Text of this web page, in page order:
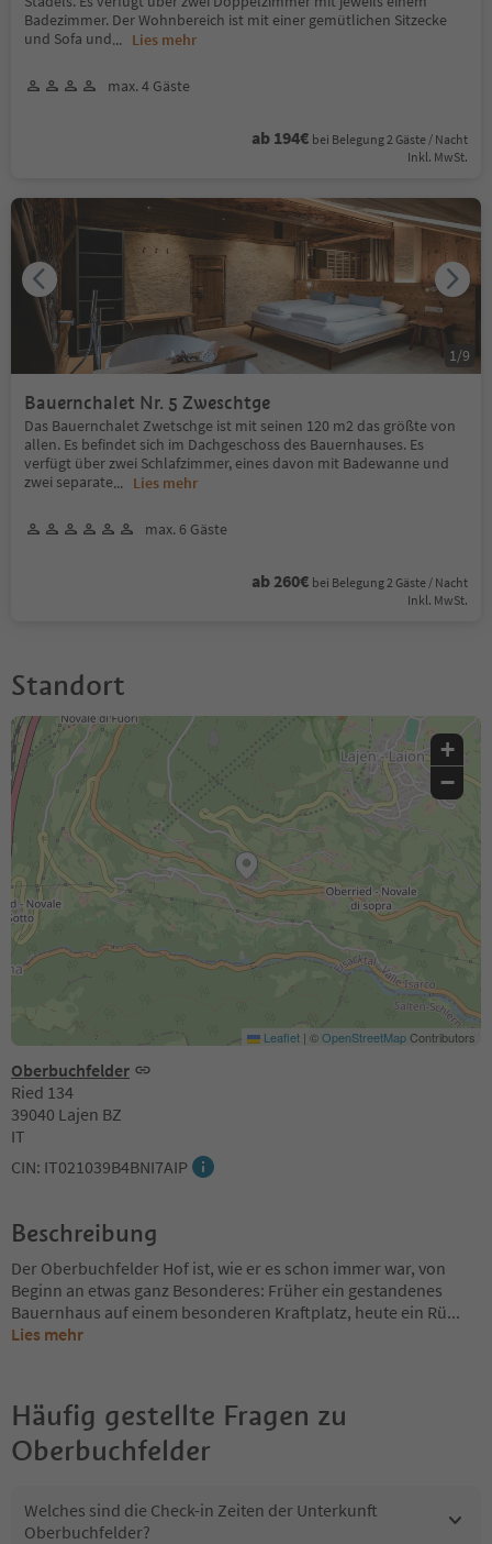
Badezimmer. Der Wohnbereich ist mit einer gemütlichen Sitzecke
und Sofa und... Lies mehr
max. 4 Gäste
ab 194€ bei Belegung 2 Gäste / Nacht
Inkl. MwSt.
Bauernchalet Nr. 5 Zweschtge
Das Bauernchalet Zwetschge ist mit seinen 120 m2 das größte von
allen. Es befindet sich im Dachgeschoss des Bauernhauses. Es
verfügt über zwei Schlafzimmer, eines davon mit Badewanne und
zwei separate... Lies mehr
max. 6 Gäste
ab 260€ bei Belegung 2 Gäste / Nacht
Inkl. MwSt.
1 /9
Standort
Oberbuchfelder
Ried 134
39040 Lajen BZ
IT
CIN: IT021039B4BNI7AIP
+
−
Leaflet | ©OpenStreetMapContributors
Beschreibung
Der Oberbuchfelder Hof ist, wie er es schon immer war, von
Beginn an etwas ganz Besonderes: Früher ein gestandenes
Bauernhaus auf einem besonderen Kraftplatz, heute ein Rü...
Lies mehr
Häufig gestellte Fragen zu
Oberbuchfelder
Welches sind die Check-in Zeiten der Unterkunft
Oberbuchfelder?